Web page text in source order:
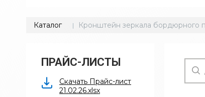
Каталог Кронштейн зеркала бордюрного
ПРАЙС-ЛИСТЫ
Скачать Прайс-лист
21.02.26.xlsx